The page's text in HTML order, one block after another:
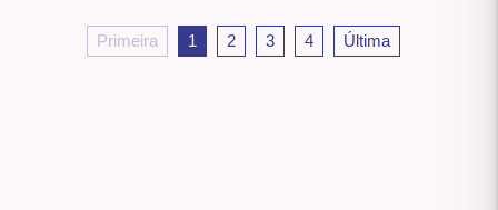
Primeira 1 2 3 4 Última